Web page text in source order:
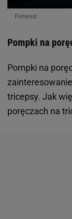
Pinterest
Pompki na
Pompki na
tricepsy. Jak
poręczach na